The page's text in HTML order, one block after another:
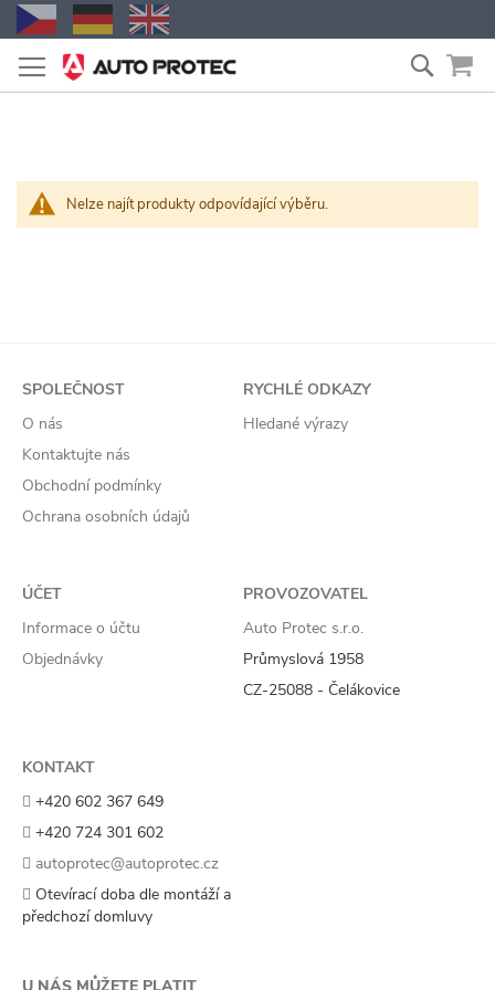
Přejít
na
obsah
Nelze najít produkty odpovídající výběru.
SPOLEČNOST
O nás
Kontaktujte nás
Obchodní podmínky
Ochrana osobních údajů
RYCHLÉ ODKAZY
Hledané výrazy
ÚČET
Informace o účtu
Objednávky
PROVOZOVATEL
Auto Protec s.r.o.
Průmyslová 1958
CZ-25088 - Čelákovice
KONTAKT
+420 602 367 649
+420 724 301 602
autoprotec@autoprotec.cz
Otevírací doba dle montáží a
předchozí domluvy